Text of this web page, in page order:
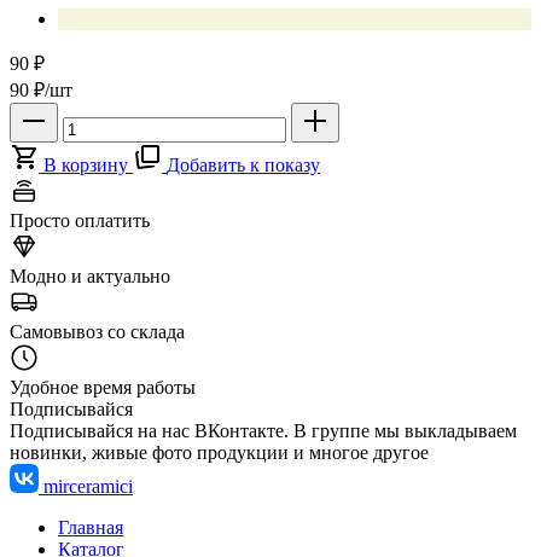
90 ₽
90 ₽/шт
В корзину Добавить к показу
Просто оплатить
Модно и актуально
Самовывоз со склада
Удобное время работы
Подписывайся
Подписывайся на нас ВКонтакте. В группе мы выкладываем
новинки, живые фото продукции и многое другое
mirceramici
Главная
Каталог